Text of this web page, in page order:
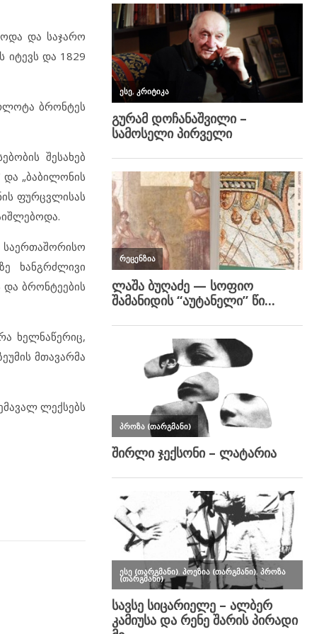
და საჯარო
იტევს და 1829
ბრონტეს
შესახებ
და „ბაბილონის
ფურცვლისას
ხანგრძლივი
და ბრონტეების
ხელნაწერიც,
მთავარმა
ლექსებს